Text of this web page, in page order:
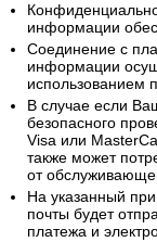
информации
Соединение с
информации
использованием
В случае если
безопасного
Visa или
также может
от
На указанный
почты будет
платежа и